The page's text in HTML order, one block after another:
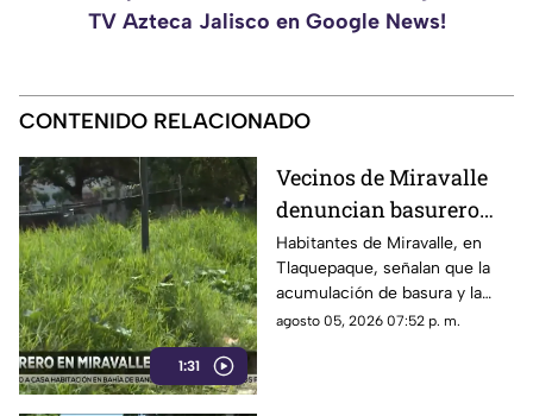
TV Azteca Jalisco en Google News!
CONTENIDO RELACIONADO
1:31
Vecinos de Miravalle
denuncian basurero
clandestino y falta de
seguridad vial en la
colonia
Habitantes de Miravalle, en
Tlaquepaque, señalan que la
acumulación de basura y la
falta de infraestructura vial
agosto 05, 2026 07:52 p. m.